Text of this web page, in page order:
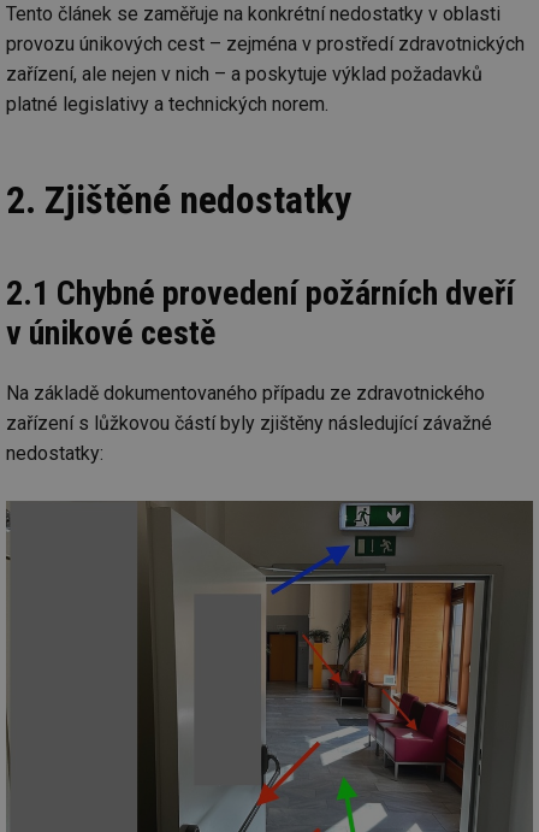
Tento článek se zaměřuje na konkrétní nedostatky v oblasti
provozu únikových cest – zejména v prostředí zdravotnických
zařízení, ale nejen v nich – a poskytuje výklad požadavků
platné legislativy a technických norem.
2. Zjištěné nedostatky
2.1 Chybné provedení požárních dveří
v únikové cestě
Na základě dokumentovaného případu ze zdravotnického
zařízení s lůžkovou částí byly zjištěny následující závažné
nedostatky: